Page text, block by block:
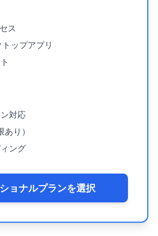
ス
ップアプリ
対応
り）
ング
ョナルプランを選択